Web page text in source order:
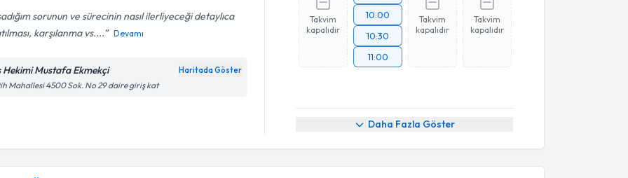
sorunun ve sürecinin nasıl ilerliyeceği detaylıca
karşılanma vs....
Devamı
Hekimi Mustafa Ekmekçi Haritada Göster
Mahallesi 4500 Sok. No 29 daire giriş kat
Takvim
kapalıdır
10:00
10:30
11:00
Takvim
kapalıdır
Takvim
kapalıdır
Daha Fazla Göster
Randevu Takvimi Talebi
Dt. Müberra Menzilcioğlu Bayraktariçin randevu takvimi